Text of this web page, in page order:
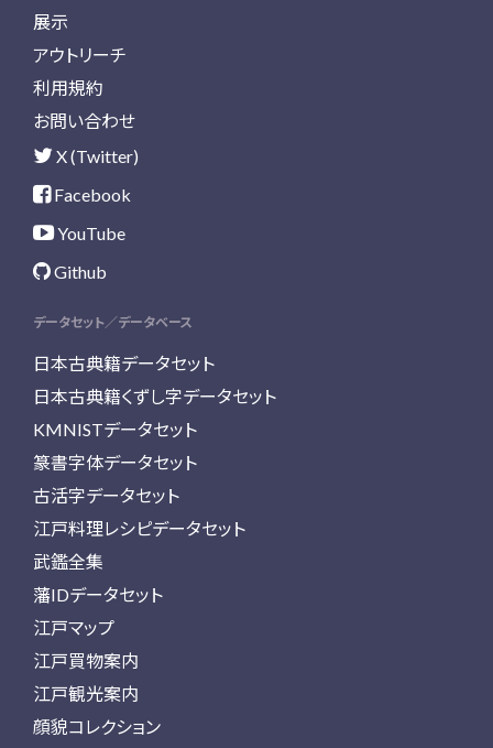
展示
アウトリーチ
利用規約
お問い合わせ
X (Twitter)
Facebook
YouTube
Github
データセット／データベース
日本古典籍データセット
日本古典籍くずし字データセット
KMNISTデータセット
篆書字体データセット
古活字データセット
江戸料理レシピデータセット
武鑑全集
藩IDデータセット
江戸マップ
江戸買物案内
江戸観光案内
顔貌コレクション